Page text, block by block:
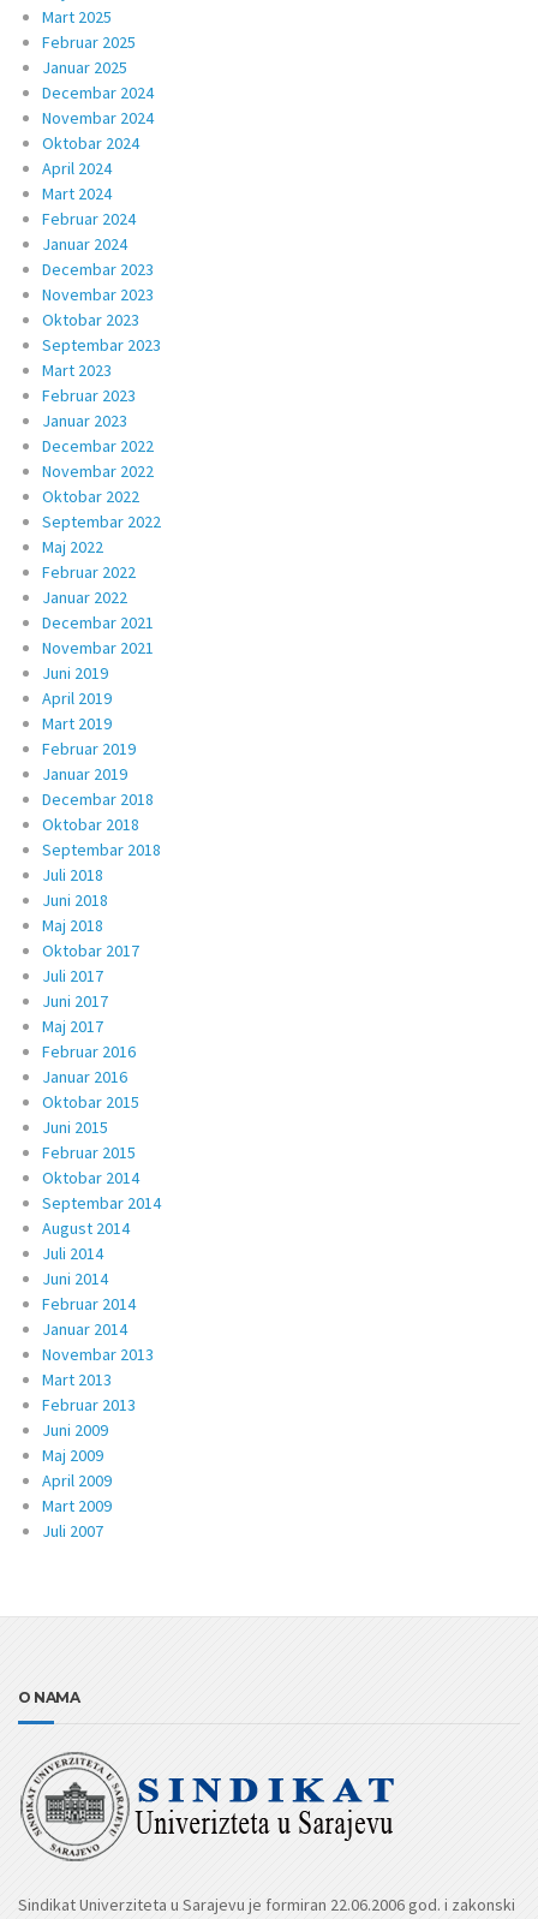
Mart 2025
Februar 2025
Januar 2025
Decembar 2024
Novembar 2024
Oktobar 2024
April 2024
Mart 2024
Februar 2024
Januar 2024
Decembar 2023
Novembar 2023
Oktobar 2023
Septembar 2023
Mart 2023
Februar 2023
Januar 2023
Decembar 2022
Novembar 2022
Oktobar 2022
Septembar 2022
Maj 2022
Februar 2022
Januar 2022
Decembar 2021
Novembar 2021
Juni 2019
April 2019
Mart 2019
Februar 2019
Januar 2019
Decembar 2018
Oktobar 2018
Septembar 2018
Juli 2018
Juni 2018
Maj 2018
Oktobar 2017
Juli 2017
Juni 2017
Maj 2017
Februar 2016
Januar 2016
Oktobar 2015
Juni 2015
Februar 2015
Oktobar 2014
Septembar 2014
August 2014
Juli 2014
Juni 2014
Februar 2014
Januar 2014
Novembar 2013
Mart 2013
Februar 2013
Juni 2009
Maj 2009
April 2009
Mart 2009
Juli 2007
O NAMA
Sindikat Univerziteta u Sarajevu je formiran 22.06.2006 god. i zakonski